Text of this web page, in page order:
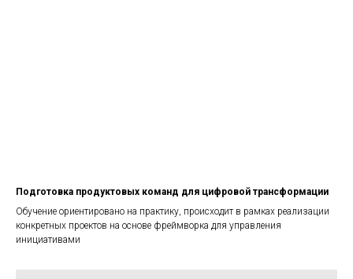
Подготовка продуктовых команд для цифровой трансформации
Обучение ориентировано на практику, происходит в рамках реализации
конкретных проектов на основе фреймворка для управления
инициативами